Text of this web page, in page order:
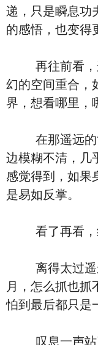
递，只是瞬息功
的感悟，也变得
再往前看，这
幻的空间重合，
界，想看哪里，
在那遥远的世
边模糊不清，几
感觉得到，如果
是易如反掌。
看了再看，终
离得太过遥远
月，怎么抓也抓
怕到最后都只是
叹息一声站了